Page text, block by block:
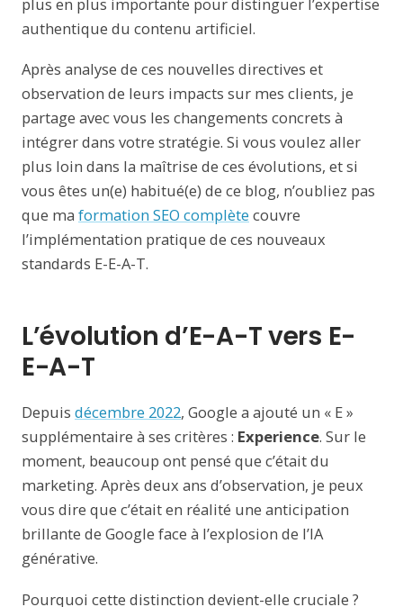
authentique du contenu artificiel.
Après analyse de ces nouvelles directives et
observation de leurs impacts sur mes clients, je
partage avec vous les changements concrets à
intégrer dans votre stratégie. Si vous voulez aller
plus loin dans la maîtrise de ces évolutions, et si
vous êtes un(e) habitué(e) de ce blog, n’oubliez pas
que ma formation SEO complète couvre
l’implémentation pratique de ces nouveaux
standards E-E-A-T.
L’évolution d’E-A-T vers E-
E-A-T
Depuis décembre 2022, Google a ajouté un « E »
supplémentaire à ses critères : Experience. Sur le
moment, beaucoup ont pensé que c’était du
marketing. Après deux ans d’observation, je peux
vous dire que c’était en réalité une anticipation
brillante de Google face à l’explosion de l’IA
générative.
Pourquoi cette distinction devient-elle cruciale ?